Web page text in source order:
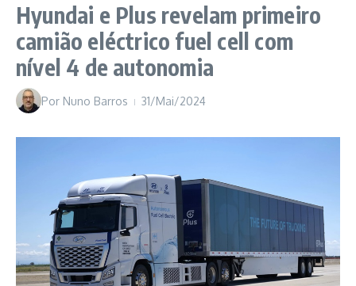
Hyundai e Plus revelam primeiro
camião eléctrico fuel cell com
nível 4 de autonomia
Por Nuno Barros 31/Mai/2024